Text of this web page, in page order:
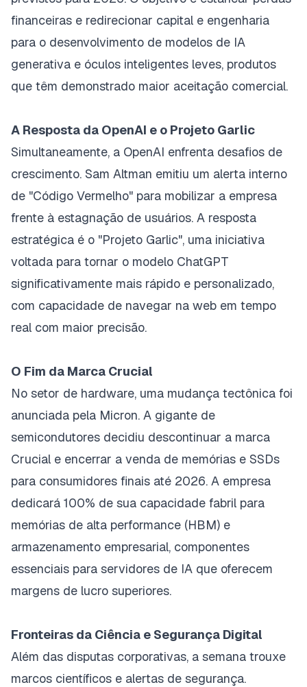
financeiras e redirecionar capital e engenharia
para o desenvolvimento de modelos de IA
generativa e óculos inteligentes leves, produtos
que têm demonstrado maior aceitação comercial.
A Resposta da OpenAI e o Projeto Garlic
Simultaneamente, a OpenAI enfrenta desafios de
crescimento. Sam Altman emitiu um alerta interno
de "Código Vermelho" para mobilizar a empresa
frente à estagnação de usuários. A resposta
estratégica é o "Projeto Garlic", uma iniciativa
voltada para tornar o modelo ChatGPT
significativamente mais rápido e personalizado,
com capacidade de navegar na web em tempo
real com maior precisão.
O Fim da Marca Crucial
No setor de hardware, uma mudança tectônica foi
anunciada pela Micron. A gigante de
semicondutores decidiu descontinuar a marca
Crucial e encerrar a venda de memórias e SSDs
para consumidores finais até 2026. A empresa
dedicará 100% de sua capacidade fabril para
memórias de alta performance (HBM) e
armazenamento empresarial, componentes
essenciais para servidores de IA que oferecem
margens de lucro superiores.
Fronteiras da Ciência e Segurança Digital
Além das disputas corporativas, a semana trouxe
marcos científicos e alertas de segurança.